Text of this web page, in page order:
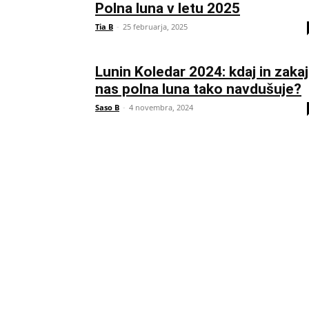
Polna luna v letu 2025
Tia B - 25 februarja, 2025
Lunin Koledar 2024: kdaj in zakaj
nas polna luna tako navdušuje?
Saso B - 4 novembra, 2024